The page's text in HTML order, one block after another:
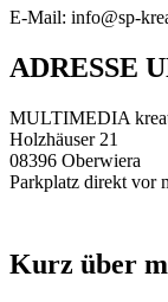
E-Mail: info@sp-
ADRESSE
MULTIMEDIA
Holzhäuser 21
08396 Oberwiera
Parkplatz direkt vor
Kurz über